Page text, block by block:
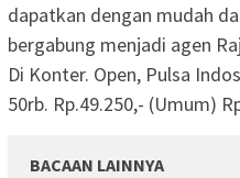
dapatkan dengan mudah
bergabung menjadi agen
Di Konter. Open, Pulsa
50rb. Rp.49.250,- (Umum)
BACAAN LAINNYA